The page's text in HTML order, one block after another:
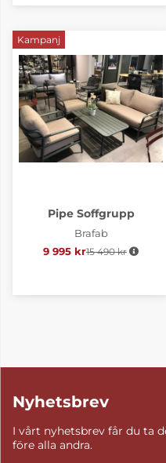
Kampanj
Pipe Soffgrupp
Brafab
9 995 kr Ordinarie pris:
15 490 kr
Nyhetsbrev
I vårt nyhetsbrev får du ta
före alla andra.